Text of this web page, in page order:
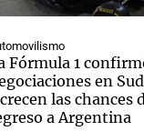
Fórmula 1
en
las chances
a Argentina